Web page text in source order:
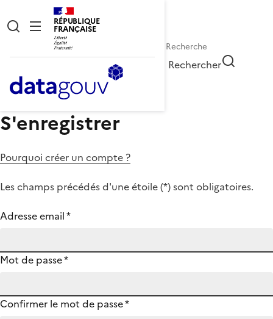
RÉPUBLIQUE
FRANÇAISE
Rechercher
S'enregistrer
Pourquoi créer un compte ?
Les champs précédés d'une étoile (*) sont obligatoires.
Adresse email*
Mot de passe*
Confirmer le mot de passe*